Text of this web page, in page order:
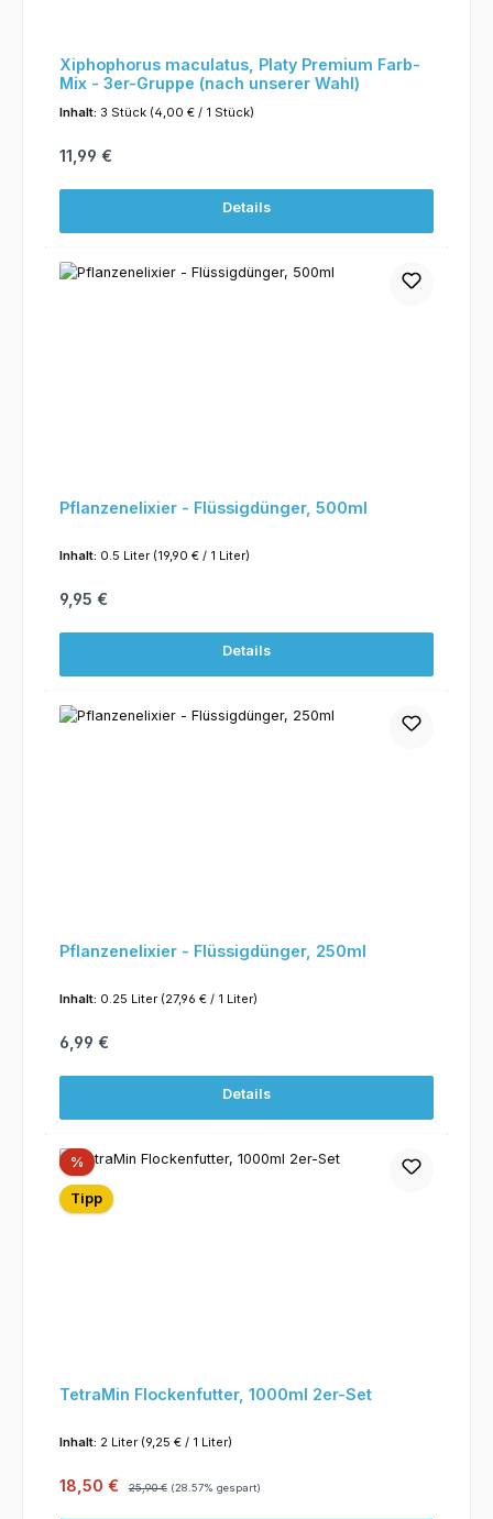
Xiphophorus maculatus, Platy Premium Farb-
Mix - 3er-Gruppe (nach unserer Wahl)
Inhalt: 3 Stück (4,00 € / 1 Stück)
Regulärer Preis:
11,99 €
Details
Pflanzenelixier - Flüssigdünger, 500ml
Inhalt: 0.5 Liter (19,90 € / 1 Liter)
Regulärer Preis:
9,95 €
Details
Pflanzenelixier - Flüssigdünger, 250ml
Inhalt: 0.25 Liter (27,96 € / 1 Liter)
Regulärer Preis:
6,99 €
Details
%Rabatt
Tipp
TetraMin Flockenfutter, 1000ml 2er-Set
Inhalt: 2 Liter (9,25 € / 1 Liter)
Verkaufspreis:
18,50 € 25,90 € (28.57% gespart)